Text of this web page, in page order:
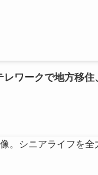
レワークで地方移